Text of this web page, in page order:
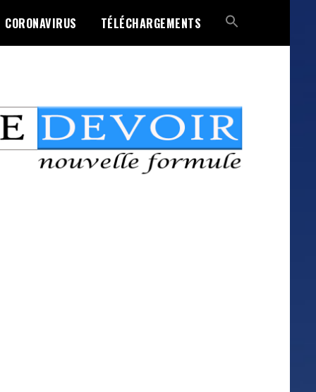
CORONAVIRUS TÉLÉCHARGEMENTS